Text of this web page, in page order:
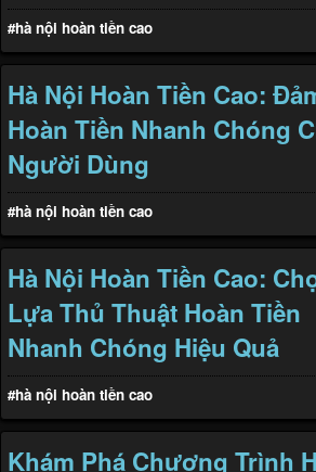
#hà nội hoàn tiền cao
Hà Nội Hoàn Tiền Cao:
Hoàn Tiền Nhanh Chóng
Người Dùng
#hà nội hoàn tiền cao
Hà Nội Hoàn Tiền Cao:
Lựa Thủ Thuật Hoàn Tiền
Nhanh Chóng Hiệu Quả
#hà nội hoàn tiền cao
Khám Phá Chương Trình